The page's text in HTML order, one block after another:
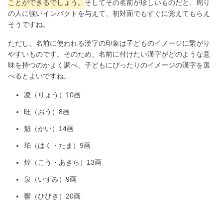
ことができるでしょう。 そしてその名前が珍しいものだと、周り
の人に強いインパクトを与えて、初対面でもすぐに覚えてもらえ
そうですね。
ただし、名前に使われる漢字の印象は子どものイメージに繋がり
やすいものです。そのため、名前に付けたい漢字がどのような意
味を持つのかよく調べ、子どもにぴったりのイメージの漢字を選
べるとよいですね。
凌（りょう）10画
旺（おう）8画
魁（かい）14画
珀（はく・たま）9画
煌（こう・あきら）13画
泉（いずみ）9画
響（ひびき）20画